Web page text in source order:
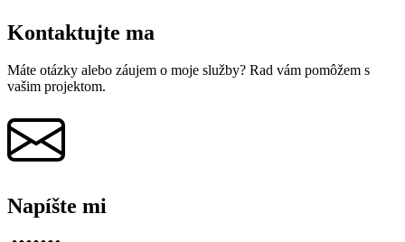
Kontaktujte ma
Máte otázky alebo záujem o moje služby? Rad vám pomôžem s
vašim projektom.
Napíšte mi